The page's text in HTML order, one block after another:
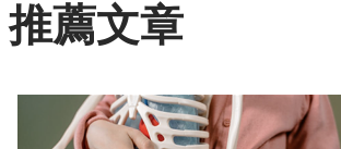
推薦文章